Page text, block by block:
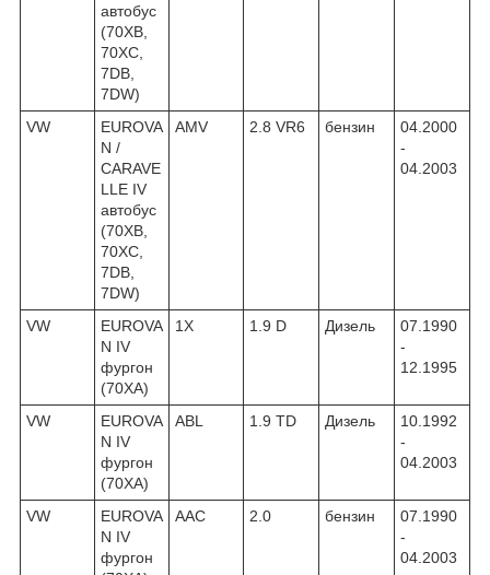
автобус
(70XB,
70XC,
7DB,
7DW)
VW
EUROVA
N /
CARAVE
LLE IV
автобус
(70XB,
70XC,
7DB,
7DW)
AMV 2.8 VR6 бензин
04.2000
-
04.2003
VW
EUROVA
N IV
фургон
(70XA)
1X 1.9 D Дизель
07.1990
-
12.1995
VW
EUROVA
N IV
фургон
(70XA)
ABL 1.9 TD Дизель
10.1992
-
04.2003
VW
EUROVA
N IV
фургон
AAC 2.0 бензин
07.1990
-
04.2003